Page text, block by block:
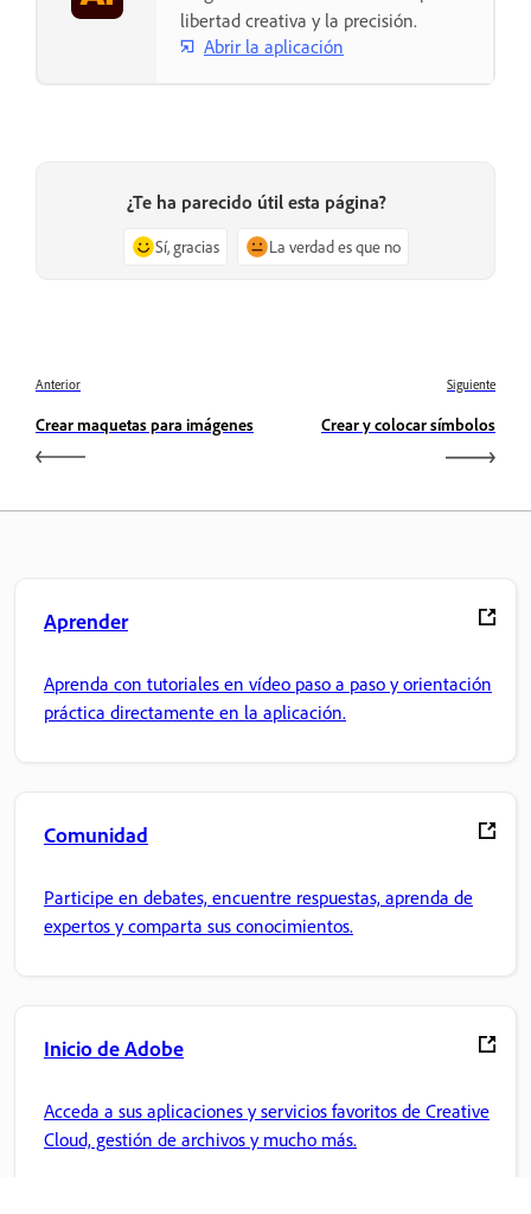
libertad creativa y la precisión.
Abrir la aplicación
¿Te ha parecido útil esta página?
Sí, gracias La verdad es que no
Anterior
Crear maquetas para imágenes
Siguiente
Crear y colocar símbolos
Aprender
Aprenda con tutoriales en vídeo paso a paso y orientación
práctica directamente en la aplicación.
Comunidad
Participe en debates, encuentre respuestas, aprenda de
expertos y comparta sus conocimientos.
Inicio de Adobe
Acceda a sus aplicaciones y servicios favoritos de Creative
Cloud, gestión de archivos y mucho más.